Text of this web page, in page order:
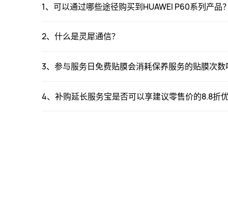
1、可以通过哪些途径购买到HUAWEI P60系列产品
2、什么是灵犀通信？
3、参与服务日免费贴膜会消耗保养服务的贴膜次数
4、补购延长服务宝是否可以享建议零售价的8.8折